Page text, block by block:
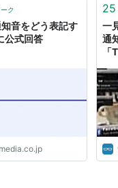
ク
音をどう表記す
公式回答
25
一
通